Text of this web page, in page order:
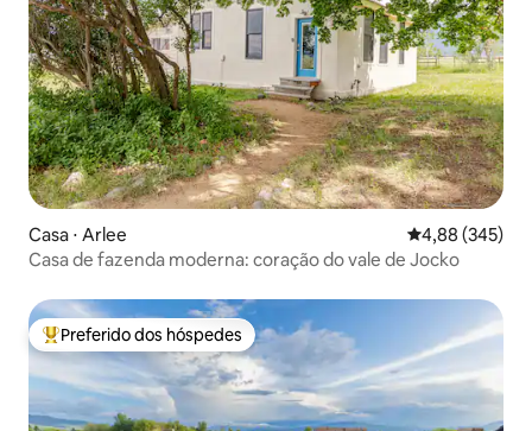
Casa ⋅ Arlee 4,88 de uma
4,88 (345)
Casa de fazenda moderna: coração do vale de Jocko
Entre os melhores preferidos dos hóspedes
Preferido dos hóspedes